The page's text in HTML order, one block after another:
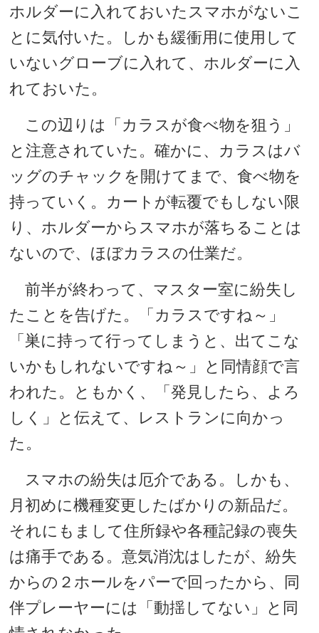
ホルダーに入れておいたスマホがないこ
とに気付いた。しかも緩衝用に使用して
いないグローブに入れて、ホルダーに入
れておいた。
この辺りは「カラスが食べ物を狙う」
と注意されていた。確かに、カラスはバ
ッグのチャックを開けてまで、食べ物を
持っていく。カートが転覆でもしない限
り、ホルダーからスマホが落ちることは
ないので、ほぼカラスの仕業だ。
前半が終わって、マスター室に紛失し
たことを告げた。「カラスですね～」
「巣に持って行ってしまうと、出てこな
いかもしれないですね～」と同情顔で言
われた。ともかく、「発見したら、よろ
しく」と伝えて、レストランに向かっ
た。
スマホの紛失は厄介である。しかも、
月初めに機種変更したばかりの新品だ。
それにもまして住所録や各種記録の喪失
は痛手である。意気消沈はしたが、紛失
からの２ホールをパーで回ったから、同
伴プレーヤーには「動揺してない」と同